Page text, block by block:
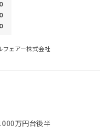
フェアー株式会社
万円台後半